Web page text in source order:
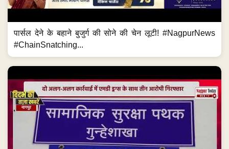
पार्सल देने के बहाने बुजुर्ग की सोने की चेन लूटी! #NagpurNews
#ChainSnatching...